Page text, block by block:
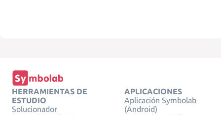
HERRAMIENTAS DE
ESTUDIO
Solucionador
APLICACIONES
Aplicación Symbolab
(Android)